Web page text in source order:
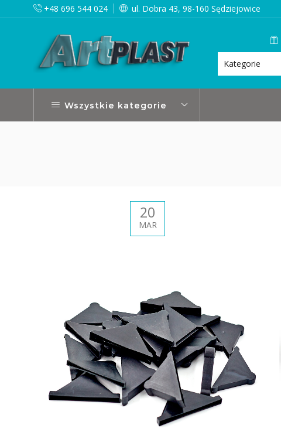
+48 696 544 024 ul. Dobra 43, 98-160 Sędziejowice
jeśli masz jakiekolwiek pytania.. Kontakt
Wszystkie kategorie
20
MAR